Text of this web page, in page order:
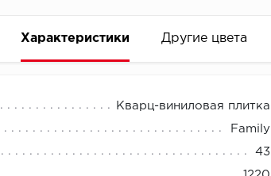
Характеристики Другие цвета
Кварц-виниловая плитка
Family
43